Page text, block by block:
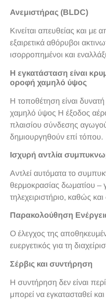
Ανεμιστήρας (BLDC)
Κινείται απευθείας και
εξαιρετικά αθόρυβοι
ισορροπημένοι και
Η εγκατάσταση είναι
οροφή χαμηλό ύψος
Η τοποθέτηση είναι
χαμηλό ύψος Η έξοδος
πλαισίου σύνδεσης
δημιουργηθούν επί τόπου.
Ισχυρή αντλία
Αντλεί αυτόματα το
θερμοκρασίας δωματίου –
τηλεχειριστήριο, καθώς
Παρακολούθηση
Ο έλεγχος της
ευεργετικός για τη
Σέρβις και συντήρηση
Η συντήρηση δεν είναι
μπορεί να εγκατασταθεί